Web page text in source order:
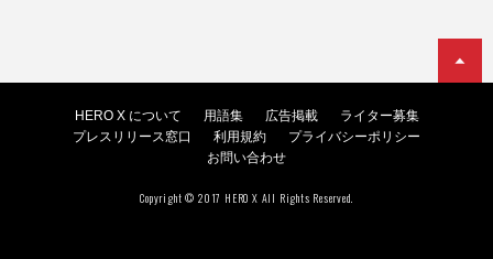
HERO X について 用語集 広告掲載
ライター募集
プレスリリース窓口
利用規約
プライバシーポリシー
お問い合わせ
Copyright © 2017 HERO X All Rights Reserved.